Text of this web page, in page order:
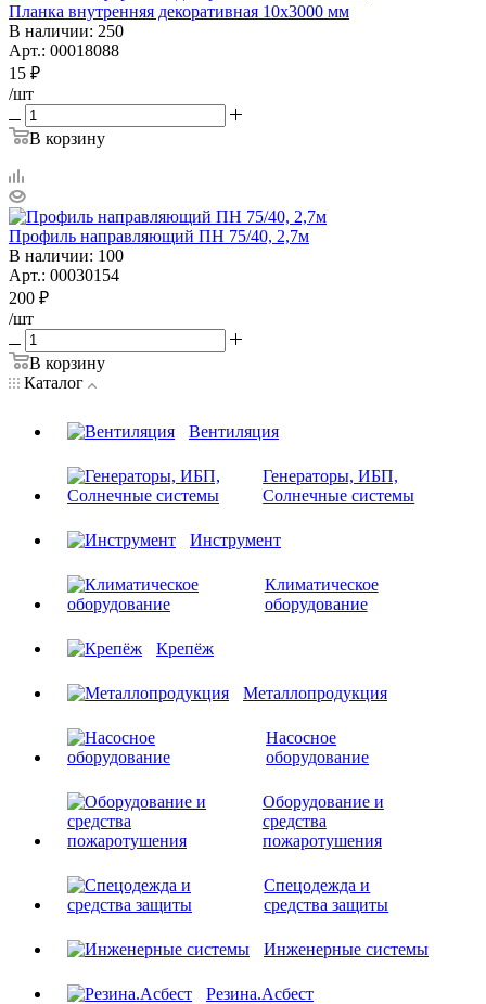
Планка внутренняя декоративная 10х3000 мм
В наличии: 250
Арт.: 00018088
15 ₽
/шт
В корзину
Профиль направляющий ПН 75/40, 2,7м
В наличии: 100
Арт.: 00030154
200 ₽
/шт
В корзину
Каталог
Вентиляция
Генераторы, ИБП,
Солнечные системы
Инструмент
Климатическое
оборудование
Крепёж
Металлопродукция
Насосное
оборудование
Оборудование и
средства
пожаротушения
Спецодежда и
средства защиты
Инженерные системы
Резина.Асбест